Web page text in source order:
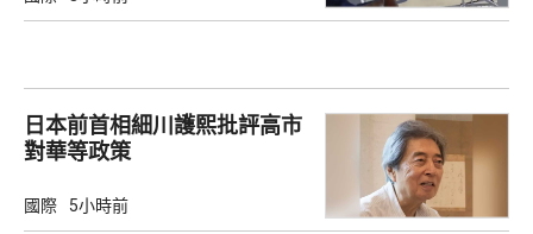
日本前首相細川護熙批評高市
對華等政策
國際 5小時前